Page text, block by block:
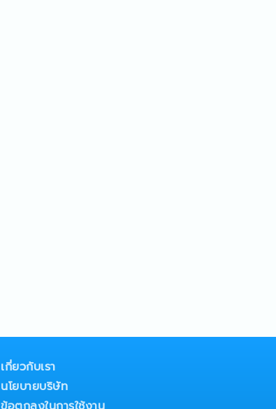
เกี่ยวกับเรา
นโยบายบริษัท
ข้อตกลงในการใช้งาน